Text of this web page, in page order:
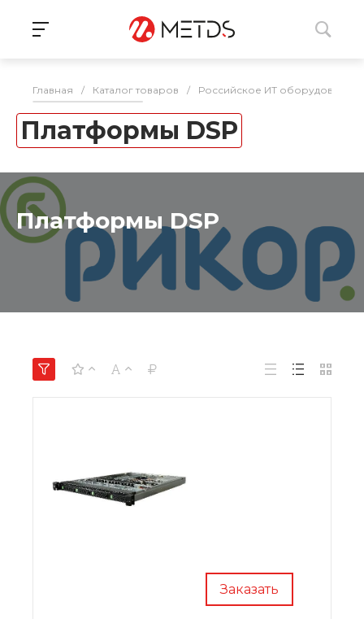
Главная / Каталог товаров / Российское ИТ оборудование
Платформы DSP
Платформы DSP
Заказать